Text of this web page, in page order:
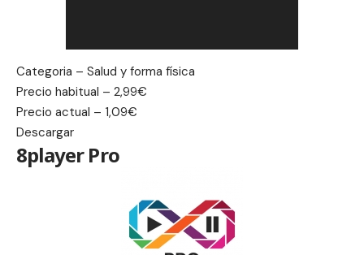
Categoria – Salud y forma física
Precio habitual – 2,99€
Precio actual – 1,09€
Descargar
8player Pro